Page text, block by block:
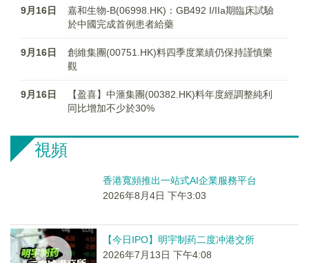
9月16日
嘉和生物-B(06998.HK)：GB492 I/IIa期臨床試驗
於中國完成首例患者給藥
9月16日
創維集團(00751.HK)料四季度業績仍保持謹慎樂
觀
9月16日
【盈喜】中滙集團(00382.HK)料年度經調整純利
同比增加不少於30%
視頻
香港寬頻推出一站式AI企業服務平台
2026年8月4日 下午3:03
【今日IPO】明宇制药二度冲港交所
2026年7月13日 下午4:08